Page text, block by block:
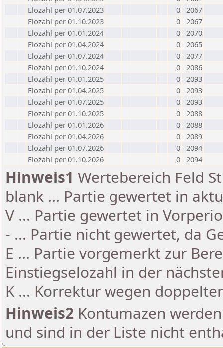
Elozahl per 01.07.2023
0 2067
Elozahl per 01.10.2023
0 2067
Elozahl per 01.01.2024
0 2070
Elozahl per 01.04.2024
0 2065
Elozahl per 01.07.2024
0 2077
Elozahl per 01.10.2024
0 2086
Elozahl per 01.01.2025
0 2093
Elozahl per 01.04.2025
0 2093
Elozahl per 01.07.2025
0 2093
Elozahl per 01.10.2025
0 2088
Elozahl per 01.01.2026
0 2088
Elozahl per 01.04.2026
0 2089
Elozahl per 01.07.2026
0 2094
Elozahl per 01.10.2026
0 2094
Hinweis1 Wertebereich Feld
blank ... Partie gewertet in
V ... Partie gewertet in
- ... Partie nicht gewertet, da
E ... Partie vorgemerkt zur
Einstiegselozahl in der
K ... Korrektur wegen
Hinweis2 Kontumazen
und sind in der Liste nicht